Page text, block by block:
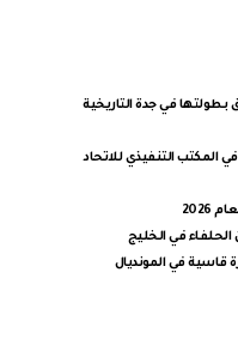
في جدة التاريخية
التنفيذي للاتحاد
في الخليج
في المونديال